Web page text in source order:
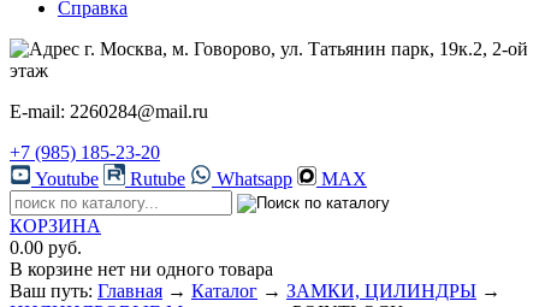
Справка
г. Москва, м. Говорово, ул. Татьянин парк, 19к.2, 2-ой
этаж
E-mail: 2260284@mail.ru
+7 (985) 185-23-20
Youtube
Rutube Whatsapp MAX
КОРЗИНА
0.00 руб.
В корзине нет ни одного товара
Ваш путь: Главная → Каталог → ЗАМКИ, ЦИЛИНДРЫ →